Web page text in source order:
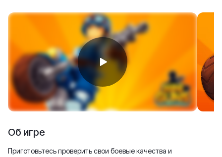
Об игре
Приготовьтесь проверить свои боевые качества и